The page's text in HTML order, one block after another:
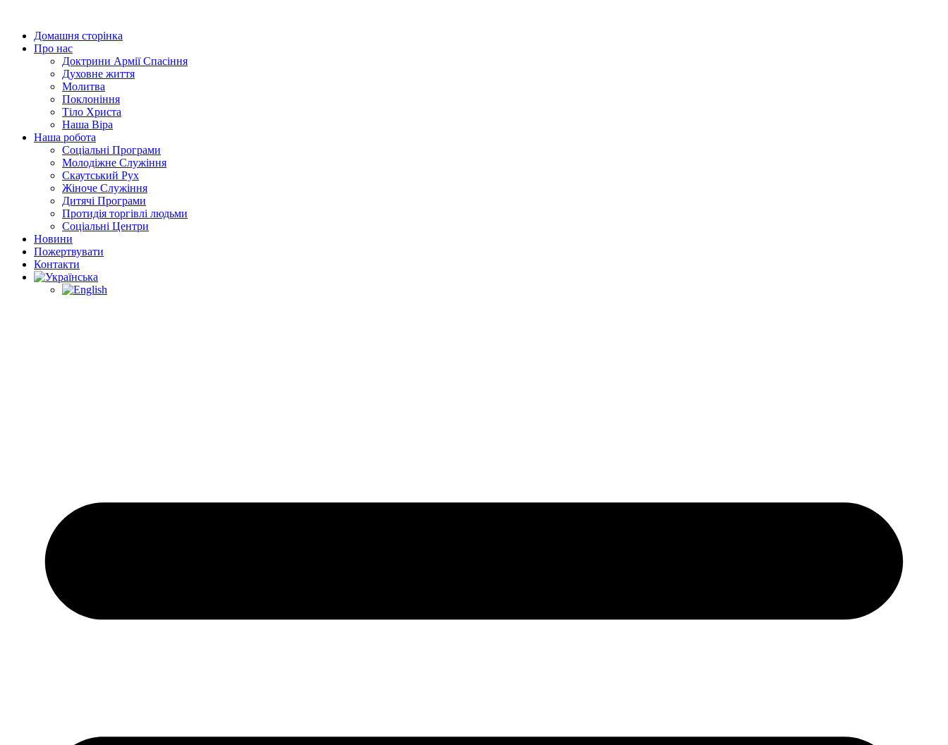
вмістуДомашня сторінка
Про нас
Доктрини Армії Спасіння
Духовне життя
Молитва
Поклоніння
Тіло Христа
Наша Віра
Наша робота
Соціальні Програми
Молодіжне Служіння
Скаутський Рух
Жіноче Cлужіння
Дитячі Програми
Протидія торгівлі людьми
Соціальні Центри
Новини
Пожертвувати
Контакти